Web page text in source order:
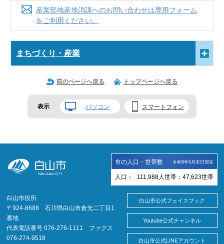
産業部地産地消課へのお問い合わせは専用フォーム
をご利用ください。
まちづくり・産業
前のページへ戻る トップページへ戻る
表示 パソコン スマートフォン
市の人口・世帯数 令和8年6月末日現在
人口： 111,988 人 世帯： 47,623世帯
白山市役所
〒924-8688 石川県白山市倉光二丁目1
番地
代表電話番号 076-276-1111 ファクス
076-274-9518
白山市公式フェイスブック
Youtube公式チャンネル
白山市公式LINEアカウント